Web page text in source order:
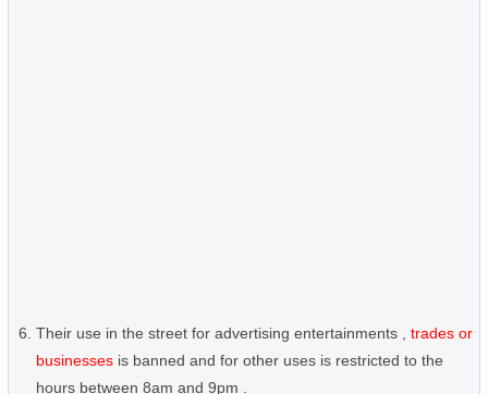
Their use in the street for advertising entertainments , trades or
businesses is banned and for other uses is restricted to the
hours between 8am and 9pm .